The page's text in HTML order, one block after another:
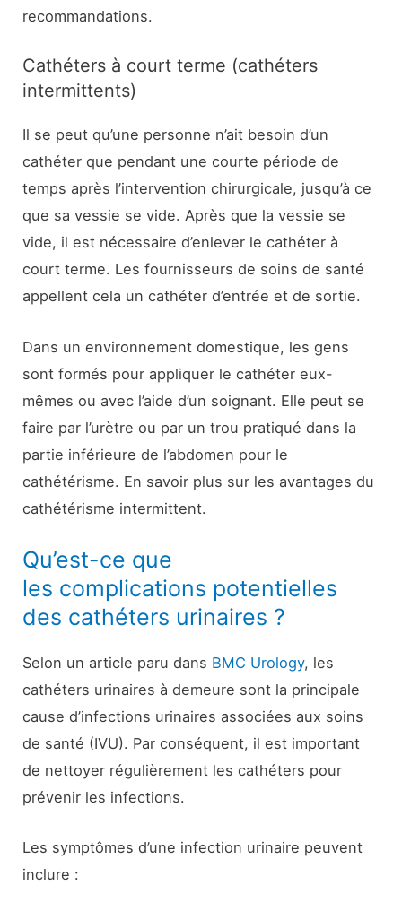
recommandations.
Cathéters à court terme (cathéters
intermittents)
Il se peut qu’une personne n’ait besoin d’un
cathéter que pendant une courte période de
temps après l’intervention chirurgicale, jusqu’à ce
que sa vessie se vide. Après que la vessie se
vide, il est nécessaire d’enlever le cathéter à
court terme. Les fournisseurs de soins de santé
appellent cela un cathéter d’entrée et de sortie.
Dans un environnement domestique, les gens
sont formés pour appliquer le cathéter eux-
mêmes ou avec l’aide d’un soignant. Elle peut se
faire par l’urètre ou par un trou pratiqué dans la
partie inférieure de l’abdomen pour le
cathétérisme. En savoir plus sur les avantages du
cathétérisme intermittent.
Qu’est-ce que
les complications potentielles
des cathéters urinaires ?
Selon un article paru dans BMC Urology, les
cathéters urinaires à demeure sont la principale
cause d’infections urinaires associées aux soins
de santé (IVU). Par conséquent, il est important
de nettoyer régulièrement les cathéters pour
prévenir les infections.
Les symptômes d’une infection urinaire peuvent
inclure :